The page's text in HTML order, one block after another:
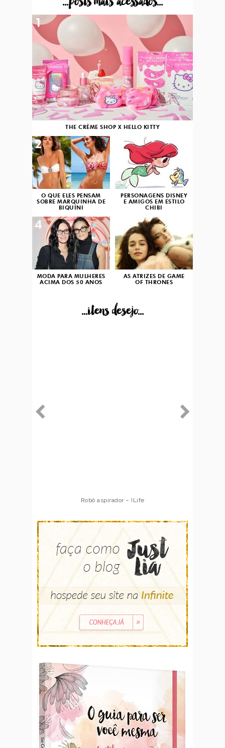
THE CRÈME SHOP X HELLO KITTY
1
O QUE ELES PENSAM
SOBRE MARQUINHA DE
BIQUÍNI
2
PERSONAGENS DISNEY
E AMIGOS EM ESTILO
CHIBI
3
MODA PARA MULHERES
ACIMA DOS 50 ANOS
4
AS ATRIZES DE GAME
OF THRONES
...itens desejo...
Robô aspirador – ILife